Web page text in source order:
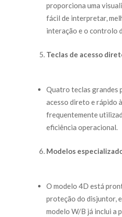
proporciona uma
fácil de interpretar,
interação e o controlo
Teclas de acesso
Quatro teclas grandes
acesso direto e rápido
frequentemente
eficiência operacional.
Modelos
O modelo 4D está
proteção do disjuntor,
modelo W/B já inclui a